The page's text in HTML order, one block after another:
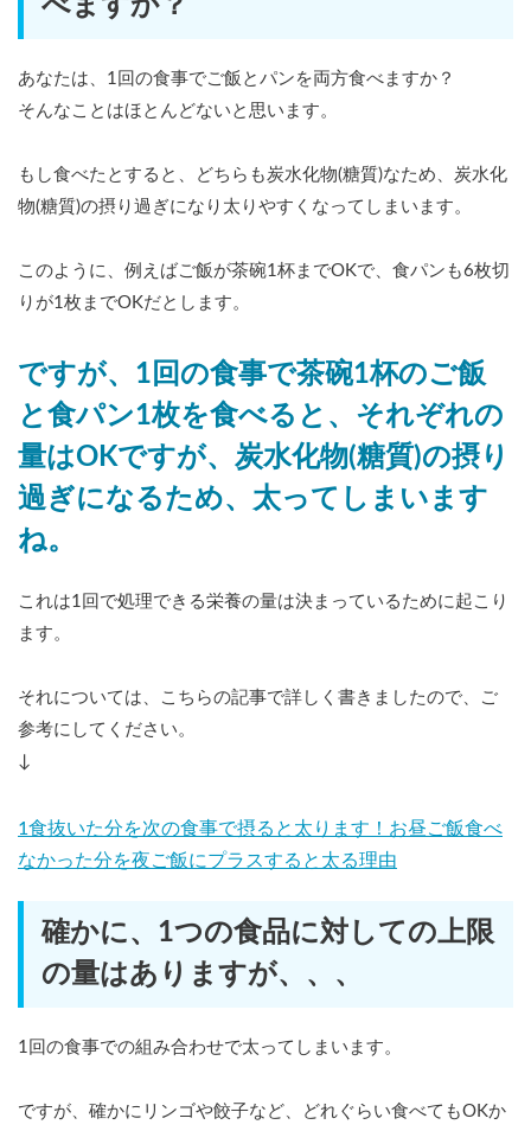
べますか？
あなたは、1回の食事でご飯とパンを両方食べますか？
そんなことはほとんどないと思います。
もし食べたとすると、どちらも炭水化物(糖質)なため、炭水化
物(糖質)の摂り過ぎになり太りやすくなってしまいます。
このように、例えばご飯が茶碗1杯までOKで、食パンも6枚切
りが1枚までOKだとします。
ですが、1回の食事で茶碗1杯のご飯
と食パン1枚を食べると、それぞれの
量はOKですが、炭水化物(糖質)の摂り
過ぎになるため、太ってしまいます
ね。
これは1回で処理できる栄養の量は決まっているために起こり
ます。
それについては、こちらの記事で詳しく書きましたので、ご
参考にしてください。
↓
1食抜いた分を次の食事で摂ると太ります！お昼ご飯食べ
なかった分を夜ご飯にプラスすると太る理由
確かに、1つの食品に対しての上限
の量はありますが、、、
1回の食事での組み合わせで太ってしまいます。
ですが、確かにリンゴや餃子など、どれぐらい食べてもOKか